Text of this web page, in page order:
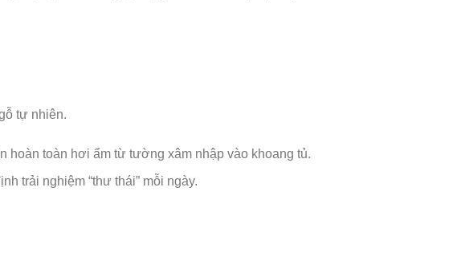
tự nhiên.
hoàn toàn hơi ẩm từ tường xâm nhập vào khoang tủ.
trải nghiệm “thư thái” mỗi ngày.